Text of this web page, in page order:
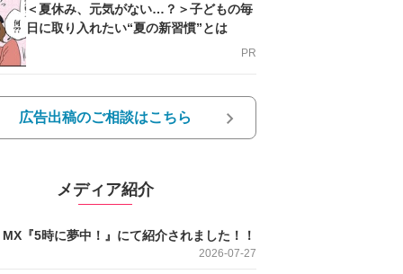
＜夏休み、元気がない…？＞子どもの毎
日に取り入れたい“夏の新習慣”とは
PR
広告出稿のご相談はこちら
メディア紹介
『5時に夢中！』にて紹介されました！！
2026-07-27